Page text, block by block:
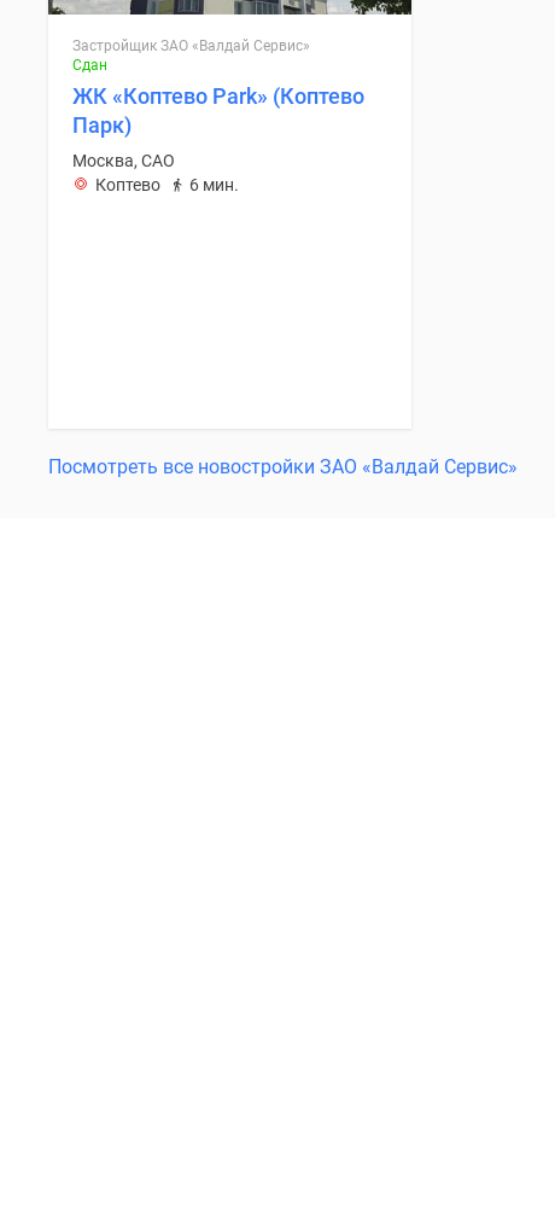
Застройщик ЗАО «Валдай Сервис»
Сдан
ЖК «Коптево Park» (Коптево
Парк)
Москва, САО
Коптево
6 мин.
Посмотреть все новостройки ЗАО «Валдай Сервис»